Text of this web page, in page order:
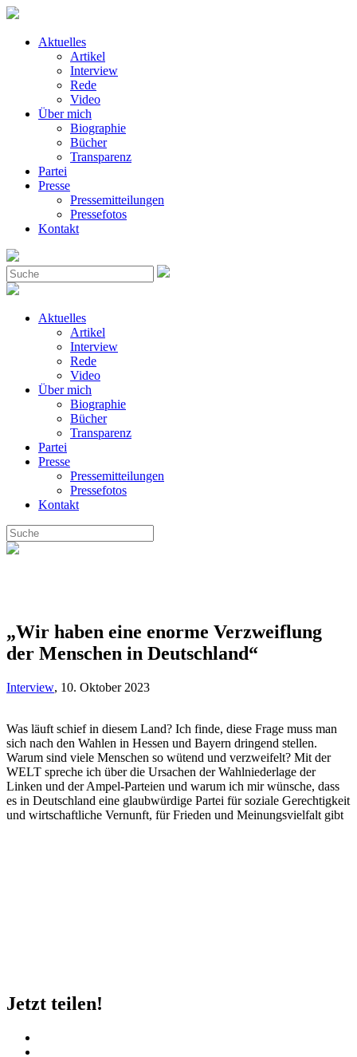
Aktuelles
Artikel
Interview
Rede
Video
Über mich
Biographie
Bücher
Transparenz
Partei
Presse
Pressemitteilungen
Pressefotos
Kontakt
Aktuelles
Artikel
Interview
Rede
Video
Über mich
Biographie
Bücher
Transparenz
Partei
Presse
Pressemitteilungen
Pressefotos
Kontakt
„Wir haben eine enorme Verzweiflung
der Menschen in Deutschland“
Interview, 10. Oktober 2023
Was läuft schief in diesem Land? Ich finde, diese Frage muss man
sich nach den Wahlen in Hessen und Bayern dringend stellen.
Warum sind viele Menschen so wütend und verzweifelt? Mit der
WELT spreche ich über die Ursachen der Wahlniederlage der
Linken und der Ampel-Parteien und warum ich mir wünsche, dass
es in Deutschland eine glaubwürdige Partei für soziale Gerechtigkeit
und wirtschaftliche Vernunft, für Frieden und Meinungsvielfalt gibt
Jetzt teilen!